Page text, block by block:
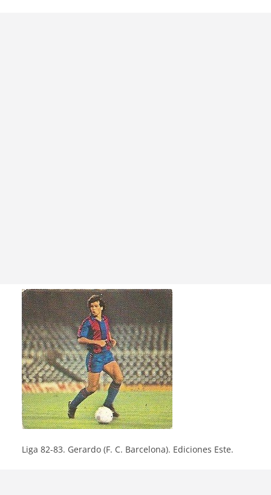
Liga 82-83. Gerardo (F. C. Barcelona). Ediciones Este.